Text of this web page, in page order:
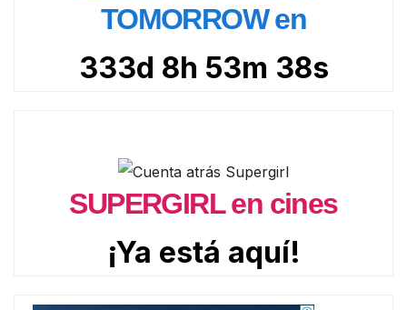
TOMORROW en
333d 8h 53m 36s
SUPERGIRL en cines
¡Ya está aquí!